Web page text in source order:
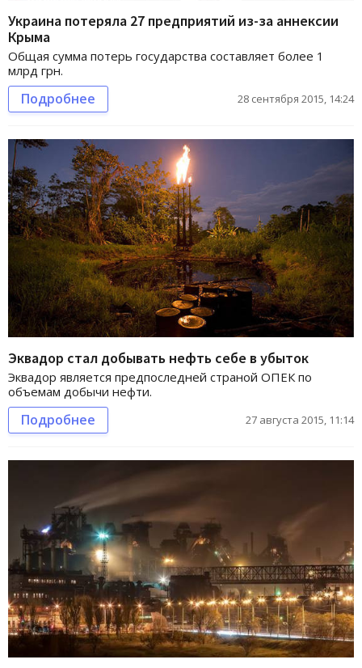
Украина потеряла 27 предприятий из-за аннексии
Крыма
Общая сумма потерь государства составляет более 1
млрд грн.
Подробнее 28 сентября 2015, 14:24
Эквадор стал добывать нефть себе в убыток
Эквадор является предпоследней страной ОПЕК по
объемам добычи нефти.
Подробнее 27 августа 2015, 11:14